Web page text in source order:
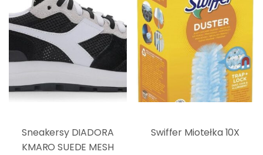
Sneakersy DIADORA
KMARO SUEDE MESH
Swiffer Miotełka 10X